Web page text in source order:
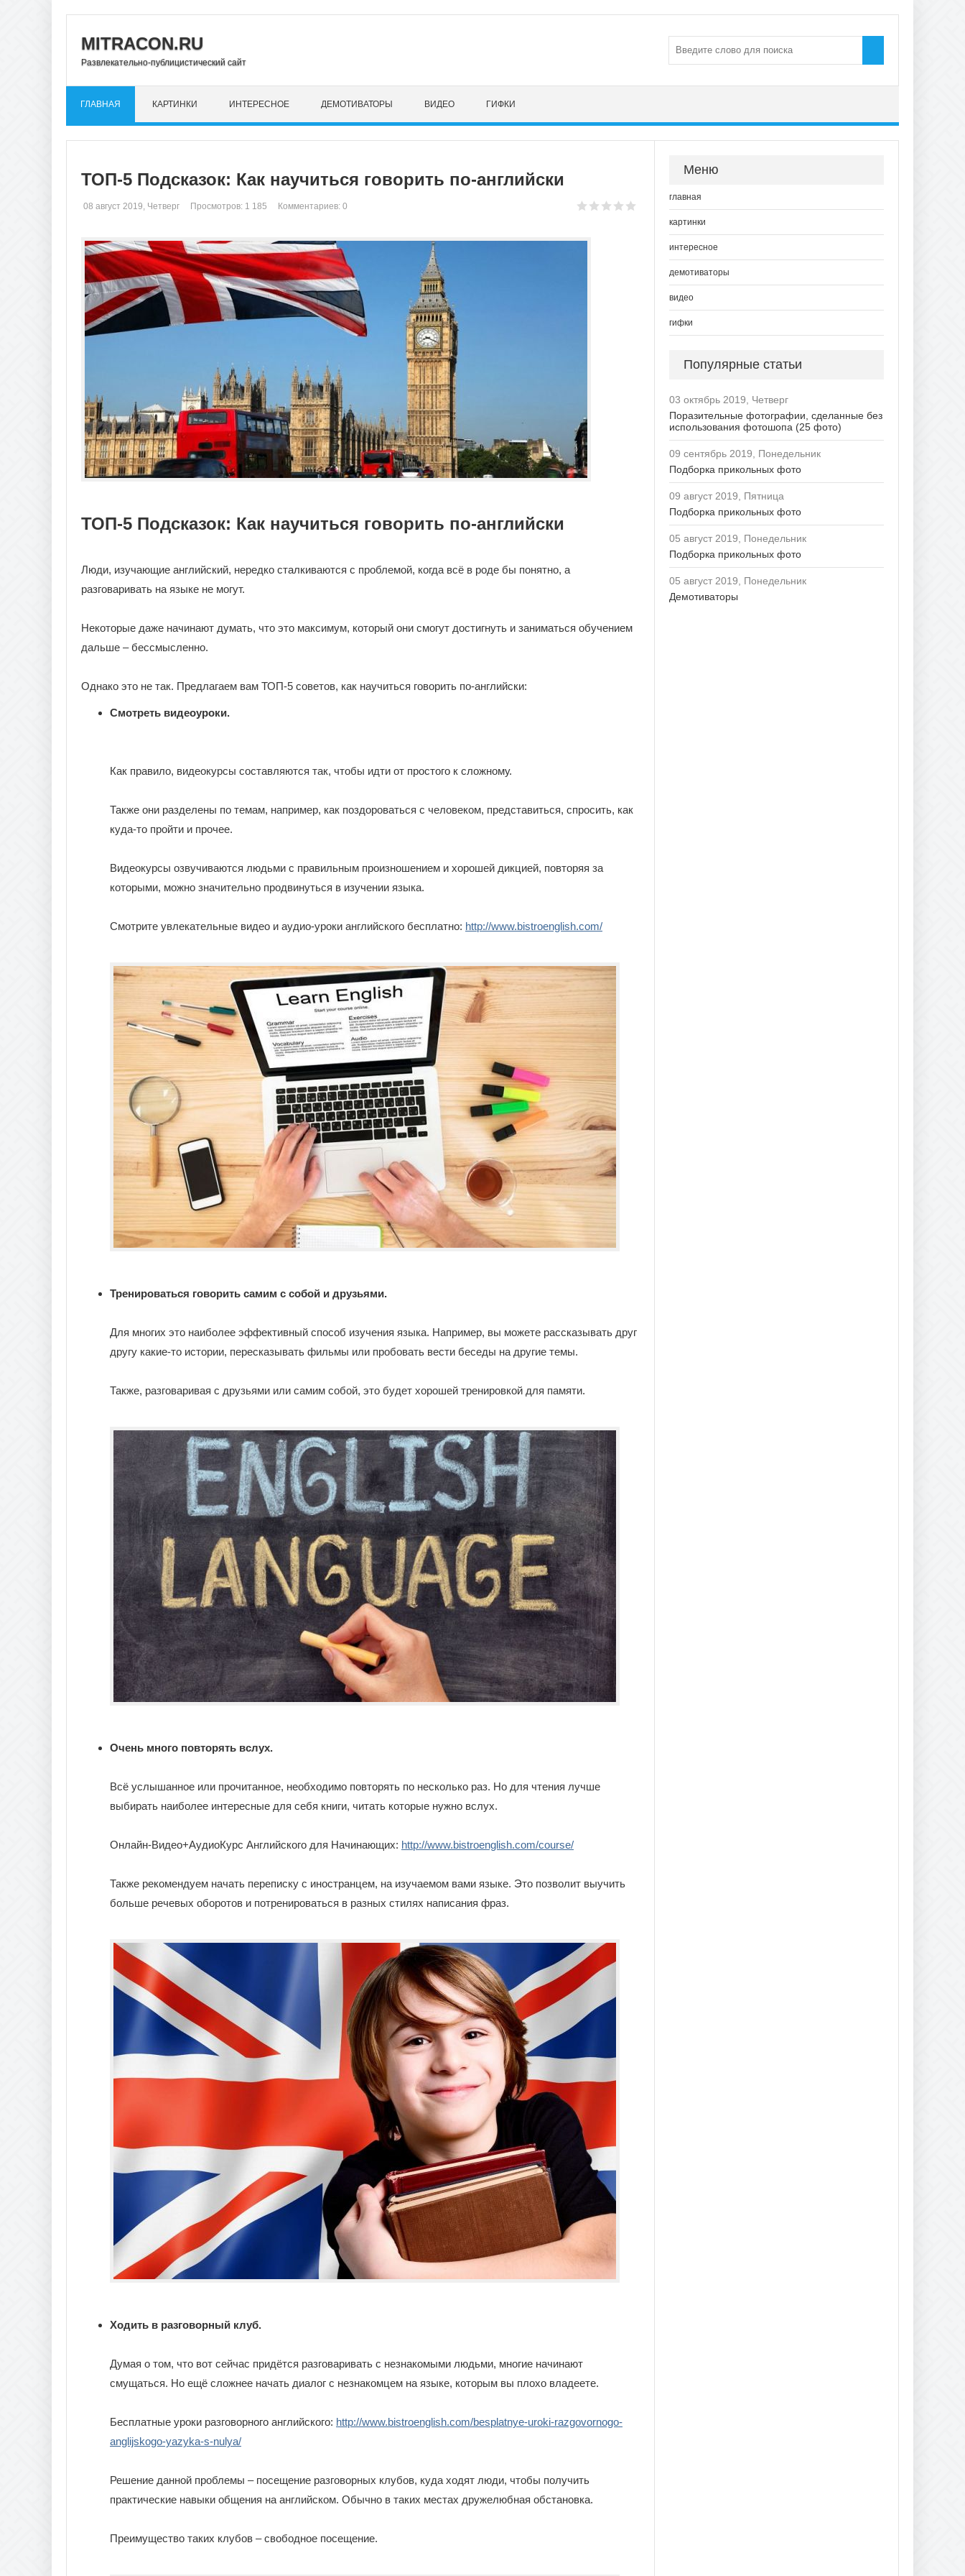
MITRACON.RU
Развлекательно-публицистический сайт
ГЛАВНАЯ КАРТИНКИ ИНТЕРЕСНОЕ ДЕМОТИВАТОРЫ ВИДЕО ГИФКИ
ТОП-5 Подсказок: Как научиться говорить по-английски
08 август 2019, Четверг Просмотров: 1 185 Комментариев: 0
ТОП-5 Подсказок: Как научиться говорить по-английски
Люди, изучающие английский, нередко сталкиваются с проблемой, когда всё в роде бы понятно, а
разговаривать на языке не могут.
Некоторые даже начинают думать, что это максимум, который они смогут достигнуть и заниматься обучением
дальше – бессмысленно.
Однако это не так. Предлагаем вам ТОП-5 советов, как научиться говорить по-английски:
Смотреть видеоуроки.
Как правило, видеокурсы составляются так, чтобы идти от простого к сложному.
Также они разделены по темам, например, как поздороваться с человеком, представиться, спросить, как
куда-то пройти и прочее.
Видеокурсы озвучиваются людьми с правильным произношением и хорошей дикцией, повторяя за
которыми, можно значительно продвинуться в изучении языка.
Смотрите увлекательные видео и аудио-уроки английского бесплатно: http://www.bistroenglish.com/
Тренироваться говорить самим с собой и друзьями.
Для многих это наиболее эффективный способ изучения языка. Например, вы можете рассказывать друг
другу какие-то истории, пересказывать фильмы или пробовать вести беседы на другие темы.
Также, разговаривая с друзьями или самим собой, это будет хорошей тренировкой для памяти.
Очень много повторять вслух.
Всё услышанное или прочитанное, необходимо повторять по несколько раз. Но для чтения лучше
выбирать наиболее интересные для себя книги, читать которые нужно вслух.
Онлайн-Видео+АудиоКурс Английского для Начинающих: http://www.bistroenglish.com/course/
Также рекомендуем начать переписку с иностранцем, на изучаемом вами языке. Это позволит выучить
больше речевых оборотов и потренироваться в разных стилях написания фраз.
Ходить в разговорный клуб.
Думая о том, что вот сейчас придётся разговаривать с незнакомыми людьми, многие начинают
смущаться. Но ещё сложнее начать диалог с незнакомцем на языке, которым вы плохо владеете.
Бесплатные уроки разговорного английского: http://www.bistroenglish.com/besplatnye-uroki-razgovornogo-
anglijskogo-yazyka-s-nulya/
Решение данной проблемы – посещение разговорных клубов, куда ходят люди, чтобы получить
практические навыки общения на английском. Обычно в таких местах дружелюбная обстановка.
Преимущество таких клубов – свободное посещение.
Меню
главная
картинки
интересное
демотиваторы
видео
гифки
Популярные статьи
03 октябрь 2019, Четверг
Поразительные фотографии, сделанные без
использования фотошопа (25 фото)
09 сентябрь 2019, Понедельник
Подборка прикольных фото
09 август 2019, Пятница
Подборка прикольных фото
05 август 2019, Понедельник
Подборка прикольных фото
05 август 2019, Понедельник
Демотиваторы